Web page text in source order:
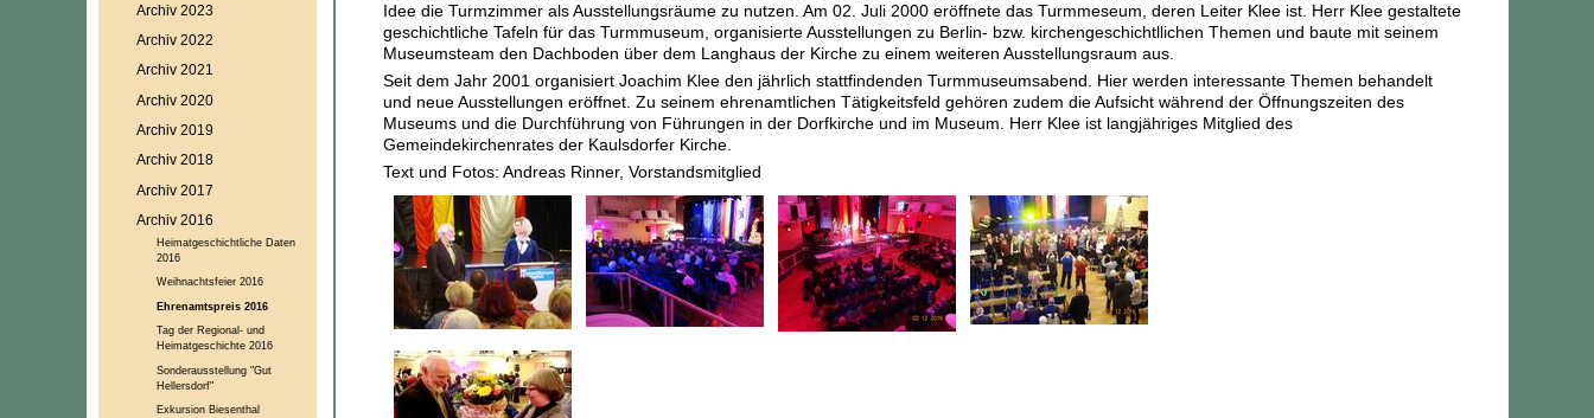
Idee die Turmzimmer als Ausstellungsräume zu nutzen. Am 02. Juli 2000 eröffnete das Turmmeseum, deren Leiter Klee ist. Herr Klee gestaltete
geschichtliche Tafeln für das Turmmuseum, organisierte Ausstellungen zu Berlin- bzw. kirchengeschichtllichen Themen und baute mit seinem
Museumsteam den Dachboden über dem Langhaus der Kirche zu einem weiteren Ausstellungsraum aus.
Seit dem Jahr 2001 organisiert Joachim Klee den jährlich stattfindenden Turmmuseumsabend. Hier werden interessante Themen behandelt
und neue Ausstellungen eröffnet. Zu seinem ehrenamtlichen Tätigkeitsfeld gehören zudem die Aufsicht während der Öffnungszeiten des
Museums und die Durchführung von Führungen in der Dorfkirche und im Museum. Herr Klee ist langjähriges Mitglied des
Gemeindekirchenrates der Kaulsdorfer Kirche.
Text und Fotos: Andreas Rinner, Vorstandsmitglied
Archiv 2023
Archiv 2022
Archiv 2021
Archiv 2020
Archiv 2019
Archiv 2018
Archiv 2017
Archiv 2016
Heimatgeschichtliche Daten
2016
Weihnachtsfeier 2016
Ehrenamtspreis 2016
Tag der Regional- und
Heimatgeschichte 2016
Sonderausstellung "Gut
Hellersdorf"
Exkursion Biesenthal